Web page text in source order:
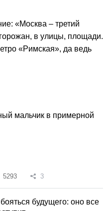
«Москва – третий
в улицы, площади.
«Римская», да ведь
мальчик в примерной
5293 3
будущего: оно все